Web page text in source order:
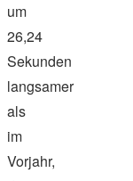
um
26,24
Sekunden
langsamer
als
im
Vorjahr,